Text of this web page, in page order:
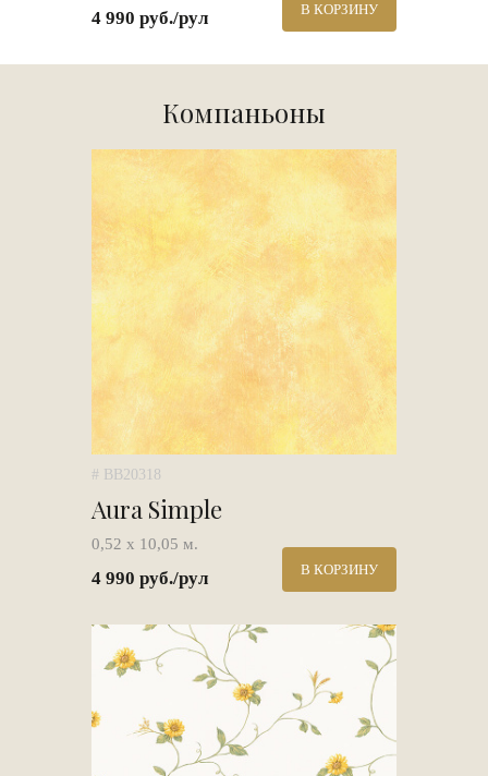
4 990 руб./рул В КОРЗИНУ
Компаньоны
# BB20318
Aura Simple
0,52 х 10,05 м.
4 990 руб./рул В КОРЗИНУ